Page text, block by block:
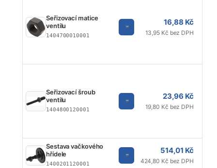
Seřizovací matice
ventilu
1404700010001
16,88 Kč
13,95 Kč bez DPH
Seřizovací šroub
ventilu
1404800120001
23,96 Kč
19,80 Kč bez DPH
Sestava vačkového
hřídele
1400201120001
514,01 Kč
424,80 Kč bez DPH